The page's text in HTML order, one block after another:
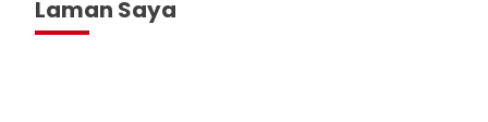
Laman Saya